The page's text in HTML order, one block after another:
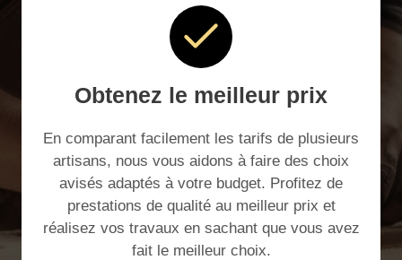
Obtenez le meilleur prix
En comparant facilement les tarifs de plusieurs
artisans, nous vous aidons à faire des choix
avisés adaptés à votre budget. Profitez de
prestations de qualité au meilleur prix et
réalisez vos travaux en sachant que vous avez
fait le meilleur choix.